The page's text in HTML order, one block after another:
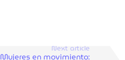
Next article
Mujeres en movimiento: